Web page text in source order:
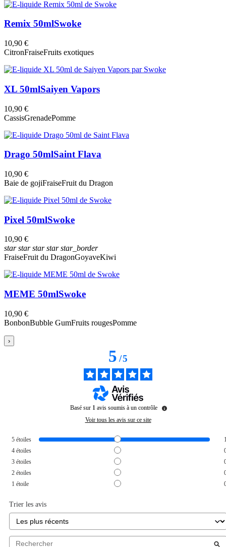
Remix 50mlSwoke
10,90 €
CitronFraiseFruits exotiques
XL 50mlSaiyen Vapors
10,90 €
CassisGrenadePomme
Drago 50mlSaint Flava
10,90 €
Baie de gojiFraiseFruit du Dragon
Pixel 50mlSwoke
10,90 €
starstarstarstarstar_border
FraiseFruit du DragonGoyaveKiwi
MEME 50mlSwoke
10,90 €
BonbonBubble GumFruits rougesPomme
›
5/5
Basé sur 1 avis soumis à un contrôle
Voir tous les avis sur ce site
5 étoiles
4 étoiles
3 étoiles
2 étoiles
1 étoile
Trier les avis